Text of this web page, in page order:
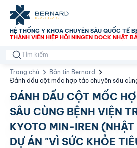
HỆ THỐNG Y KHOA CHUYÊN SÂU QUỐC TẾ
THÀNH VIÊN HIỆP HỘI NINGEN DOCK NHẬT
Trang chủ
Bản tin Bernard
Đánh dấu cột mốc hợp tác chuyên sâu
Kyoto Min-iren (Nhật Bản) trong dự án "Vì
Việt"
ĐÁNH DẤU CỘT MỐC
SÂU CÙNG BỆNH VIỆN
KYOTO MIN-IREN (NHẬT
DỰ ÁN "VÌ SỨC KHỎE